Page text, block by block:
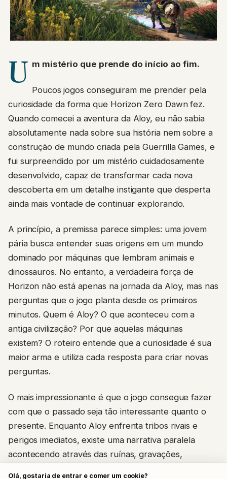
U m mistério que prende do início ao fim.
Poucos jogos conseguiram me prender pela
curiosidade da forma que Horizon Zero Dawn fez.
Quando comecei a aventura da Aloy, eu não sabia
absolutamente nada sobre sua história nem sobre a
construção de mundo criada pela Guerrilla Games, e
fui surpreendido por um mistério cuidadosamente
desenvolvido, capaz de transformar cada nova
descoberta em um detalhe instigante que desperta
ainda mais vontade de continuar explorando.
A princípio, a premissa parece simples: uma jovem
pária busca entender suas origens em um mundo
dominado por máquinas que lembram animais e
dinossauros. No entanto, a verdadeira força de
Horizon não está apenas na jornada da Aloy, mas nas
perguntas que o jogo planta desde os primeiros
minutos. Quem é Aloy? O que aconteceu com a
antiga civilização? Por que aquelas máquinas
existem? O roteiro entende que a curiosidade é sua
maior arma e utiliza cada resposta para criar novas
perguntas.
O mais impressionante é que o jogo consegue fazer
com que o passado seja tão interessante quanto o
presente. Enquanto Aloy enfrenta tribos rivais e
perigos imediatos, existe uma narrativa paralela
acontecendo através das ruínas, gravações,
Olá, gostaria de entrar e comer um cookie?